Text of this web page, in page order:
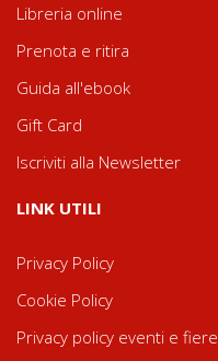
Libreria online
Prenota e ritira
Guida all'ebook
Gift Card
Iscriviti alla Newsletter
LINK UTILI
Privacy Policy
Cookie Policy
Privacy policy eventi e fiere